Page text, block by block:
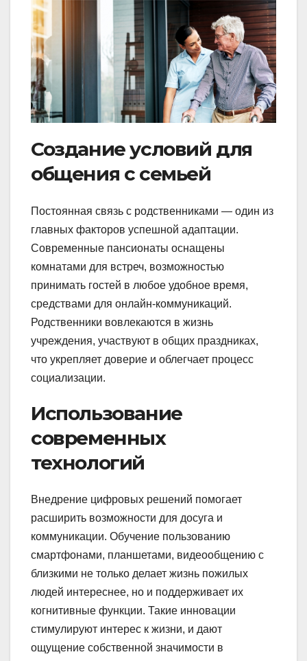
Создание условий для
общения с семьей
Постоянная связь с родственниками — один из
главных факторов успешной адаптации.
Современные пансионаты оснащены
комнатами для встреч, возможностью
принимать гостей в любое удобное время,
средствами для онлайн-коммуникаций.
Родственники вовлекаются в жизнь
учреждения, участвуют в общих праздниках,
что укрепляет доверие и облегчает процесс
социализации.
Использование
современных
технологий
Внедрение цифровых решений помогает
расширить возможности для досуга и
коммуникации. Обучение пользованию
смартфонами, планшетами, видеообщению с
близкими не только делает жизнь пожилых
людей интереснее, но и поддерживает их
когнитивные функции. Такие инновации
стимулируют интерес к жизни, и дают
ощущение собственной значимости в